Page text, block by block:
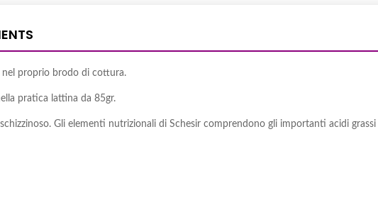
proprio brodo di cottura.
pratica lattina da 85gr.
Gli elementi nutrizionali di Schesir comprendono gli importanti acidi